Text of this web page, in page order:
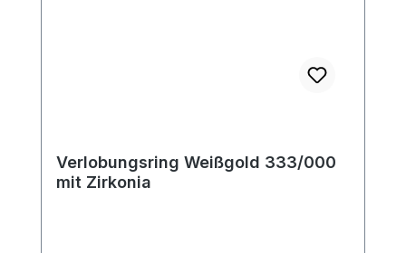
Verlobungsring Weißgold 333/000
mit Zirkonia